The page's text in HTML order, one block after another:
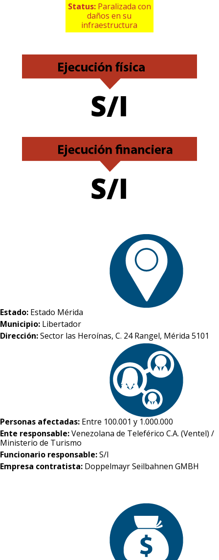
Status: Paralizada con
daños en su
infraestructura
S/I
S/I
Estado: Estado Mérida
Municipio: Libertador
Dirección:Sector las Heroínas, C. 24 Rangel, Mérida 5101
Personas afectadas: Entre 100.001 y 1.000.000
Ente responsable:Venezolana de Teleférico C.A. (Ventel) /
Ministerio de Turismo
Funcionario responsable:S/I
Empresa contratista: Doppelmayr Seilbahnen GMBH